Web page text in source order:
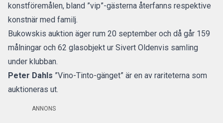
konstföremålen, bland ”vip”-gästerna återfanns respektive
konstnär med familj.
Bukowskis auktion äger rum 20 september och då går 159
målningar och 62 glasobjekt ur Sivert Oldenvis samling
under klubban.
Peter Dahls ”Vino-Tinto-gänget” är en av rariteterna som
auktioneras ut.
ANNONS